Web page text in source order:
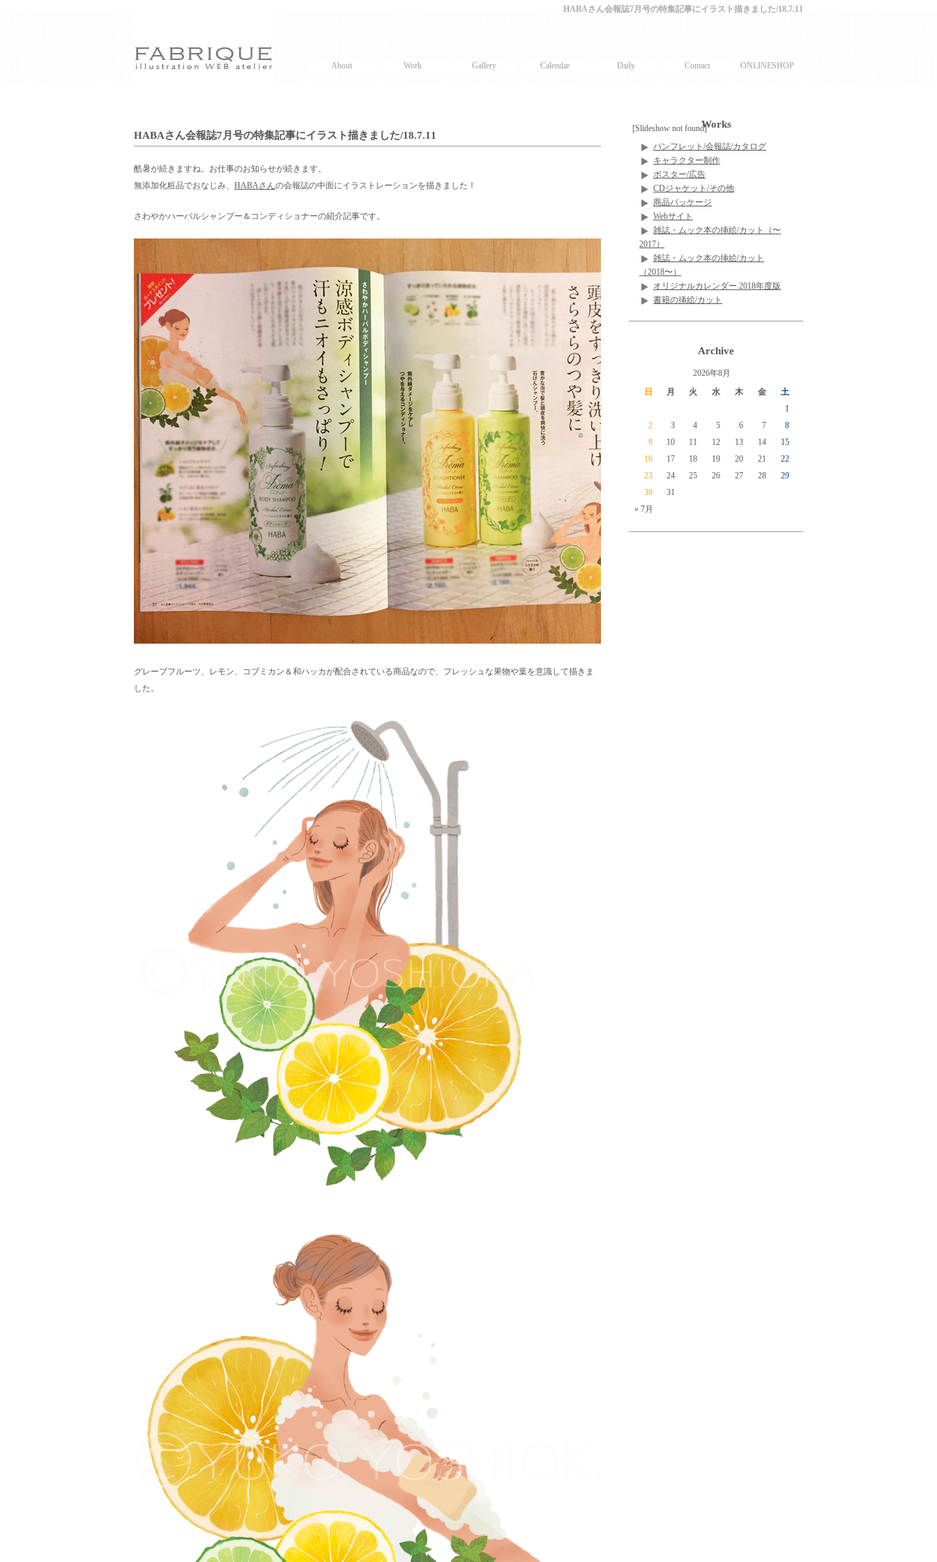
HABAさん会報誌7月号の特集記事にイラスト描きました/18.7.11
About Work Gallery Calendar Daily Contact ONLINESHOP
HABAさん会報誌7月号の特集記事にイラスト描きました/18.7.11
酷暑が続きますね。お仕事のお知らせが続きます。
無添加化粧品でおなじみ、 HABAさんの会報誌の中面にイラストレーションを描きました！
さわやかハーバルシャンプー＆コンディショナーの紹介記事です。
グレープフルーツ、レモン、コブミカン＆和ハッカが配合されている商品なので、フレッシュな果物や葉を意識して描きま
した。
[Slideshow not found]Works
パンフレット/会報誌/カタログ
キャラクター制作
ポスター/広告
CDジャケット/その他
商品パッケージ
Webサイト
雑誌・ムック本の挿絵/カット（〜
2017）
雑誌・ムック本の挿絵/カット
（2018〜）
オリジナルカレンダー 2018年度版
書籍の挿絵/カット
Archive
2026年8月
日
月 火 水 木 金 土
« 7月
1
2
3 4 5 6 7
8
9
10 11 12 13 14
15
16
17 18 19 20 21
22
23
24 25 26 27 28
29
30
31